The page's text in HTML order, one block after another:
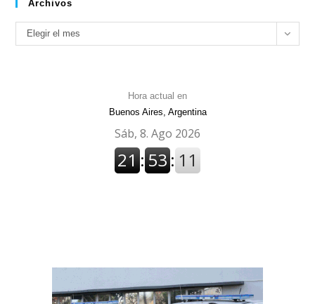
Archivos
Archivos
Elegir el mes
Hora actual en
Buenos Aires, Argentina